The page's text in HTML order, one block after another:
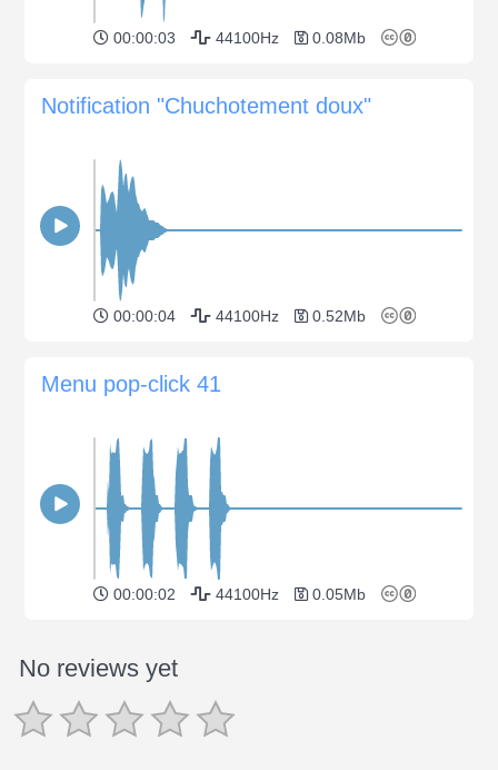
00:00:03 44100Hz 0.08Mb
Notification "Chuchotement doux"
00:00:04 44100Hz 0.52Mb
Menu pop-click 41
00:00:02 44100Hz 0.05Mb
No reviews yet